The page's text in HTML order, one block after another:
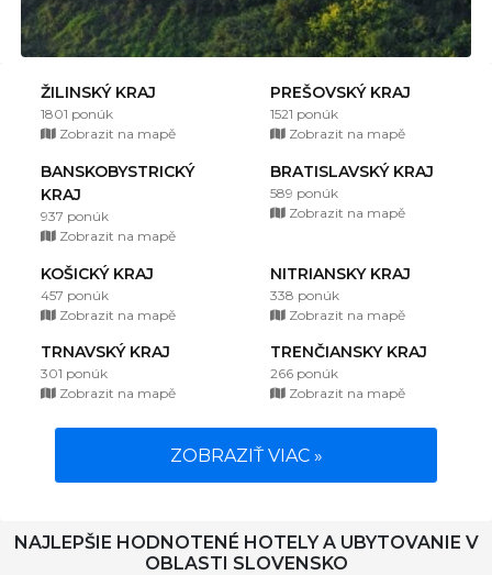
ŽILINSKÝ KRAJ
1801 ponúk
Zobrazit na mapě
PREŠOVSKÝ KRAJ
1521 ponúk
Zobrazit na mapě
BANSKOBYSTRICKÝ
KRAJ
937 ponúk
Zobrazit na mapě
BRATISLAVSKÝ KRAJ
589 ponúk
Zobrazit na mapě
KOŠICKÝ KRAJ
457 ponúk
Zobrazit na mapě
NITRIANSKY KRAJ
338 ponúk
Zobrazit na mapě
TRNAVSKÝ KRAJ
301 ponúk
Zobrazit na mapě
TRENČIANSKY KRAJ
266 ponúk
Zobrazit na mapě
ZOBRAZIŤ VIAC »
NAJLEPŠIE HODNOTENÉ HOTELY A UBYTOVANIE V
OBLASTI SLOVENSKO